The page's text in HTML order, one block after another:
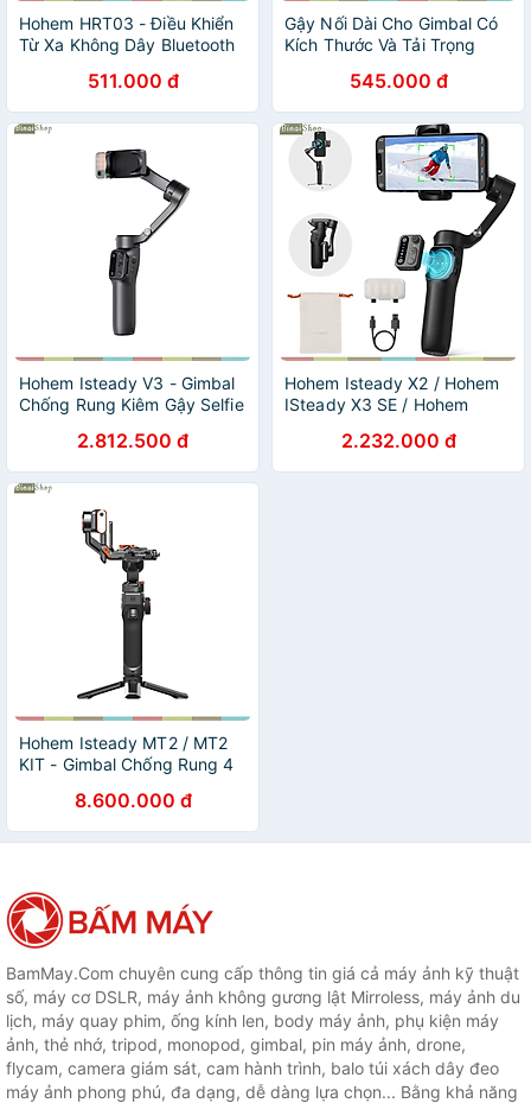
Hohem HRT03 - Điều Khiển
Từ Xa Không Dây Bluetooth
chính hãng511.000 đ
Gậy Nối Dài Cho Gimbal Có
Kích Thước Và Tải Trọng
50cm- hàng nhập khẩu
545.000 đ
Hohem Isteady V3 - Gimbal
Chống Rung Kiêm Gậy Selfie
AI, Điều Khiển Từ Xa, Tải
Trọng 300g - Hàng chính
hãng
2.812.500 đ
Hohem Isteady X2 / Hohem
ISteady X3 SE / Hohem
cầm chống rung có remote
điều khiển từ xa dùng cho
2.232.000 đ
Hohem Isteady MT2 / MT2
KIT - Gimbal Chống Rung 4
Smartphone, Camera Action,
Máy Ảnh Cỡ Nhỏ Và DSLR,
Tích Hợp Cảm Biến AI, Tải
hãng
8.600.000 đ
BamMay.Com chuyên cung cấp thông tin giá cả máy ảnh kỹ thuật
số, máy cơ DSLR, máy ảnh không gương lật Mirroless, máy ảnh du
lịch, máy quay phim, ống kính len, body máy ảnh, phụ kiện máy
ảnh, thẻ nhớ, tripod, monopod, gimbal, pin máy ảnh, drone,
flycam, camera giám sát, cam hành trình, balo túi xách dây đeo
máy ảnh phong phú, đa dạng, dễ dàng lựa chọn... Bằng khả năng